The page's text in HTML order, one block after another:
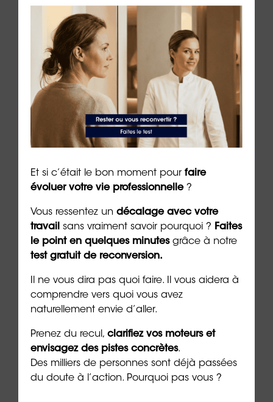
Procurez-vous le jeu des5 langages de
l’amour
pour mieux communiquer dans votre
Auteur :Dr Emeric Lebreton, cofondateur et
***
Passez maintenant le test des
l’amour
et renforcez votre relation de couple
Découvrez notre formation 100% online :
Procurez-vous le livreComment tombe-t-on
amoureux ?
Et si c’était le bon moment pour faire
évoluer votre vie professionnelle?
Vous ressentez un décalage avec votre
travail sans vraiment savoir pourquoi ? Faites
le point en quelques minutesgrâce à notre
test gratuit de reconversion.
Il ne vous dira pas quoi faire. Il vous aidera à
comprendre vers quoi vous avez
naturellement envie d’aller.
Prenez du recul, clarifiez vos moteurs et
envisagez des pistes concrètes.
Des milliers de personnes sont déjà passées
du doute à l’action. Pourquoi pas vous ?